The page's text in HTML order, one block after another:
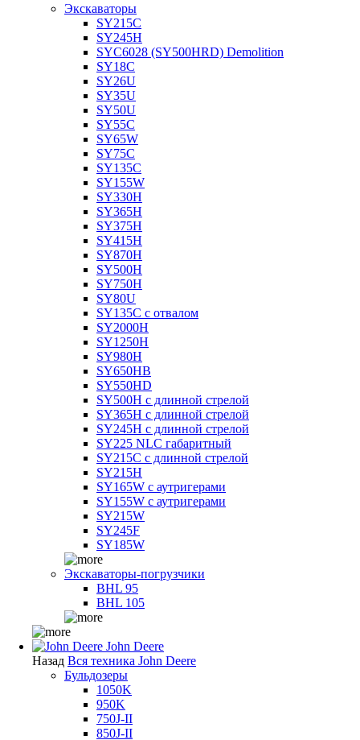
Экскаваторы
SY215C
SY245H
SYC6028 (SY500HRD) Demolition
SY18C
SY26U
SY35U
SY50U
SY55C
SY65W
SY75C
SY135C
SY155W
SY330H
SY365H
SY375H
SY415H
SY870H
SY500H
SY750H
SY80U
SY135C с отвалом
SY2000H
SY1250H
SY980H
SY650HB
SY550HD
SY500H с длинной стрелой
SY365H с длинной стрелой
SY245H с длинной стрелой
SY225 NLC габаритный
SY215C с длинной стрелой
SY215H
SY165W с аутригерами
SY155W с аутригерами
SY215W
SY245F
SY185W
Экскаваторы-погрузчики
BHL 95
BHL 105
John Deere
Назад Вся техника John Deere
Бульдозеры
1050K
950K
750J-II
850J-II